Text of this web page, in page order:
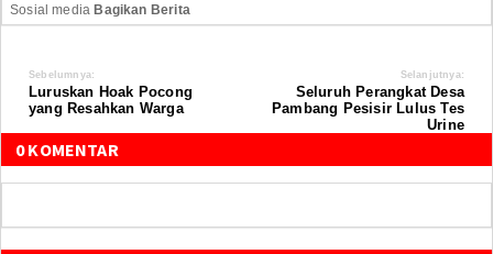
Sosial media Bagikan Berita
Sebelumnya:
Luruskan Hoak Pocong
yang Resahkan Warga
Selanjutnya:
Seluruh Perangkat Desa
Pambang Pesisir Lulus Tes
Urine
0 KOMENTAR